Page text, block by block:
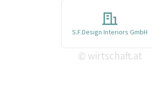
S.F.Design Interiors GmbH
© wirtschaft.at